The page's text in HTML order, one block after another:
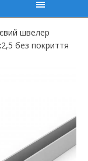
швелер
без покриття